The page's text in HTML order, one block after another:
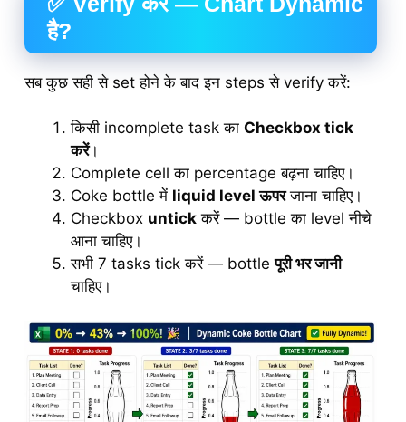
है?
सब कुछ सही से set होने के बाद इन steps से verify करें:
किसी incomplete task का Checkbox tick
करें।
Complete cell का percentage बढ़ना चाहिए।
Coke bottle में liquid level ऊपरजाना चाहिए।
Checkbox untick करें — bottle का level नीचे
आना चाहिए।
सभी 7 tasks tick करें — bottleपूरी भर जानी
चाहिए।